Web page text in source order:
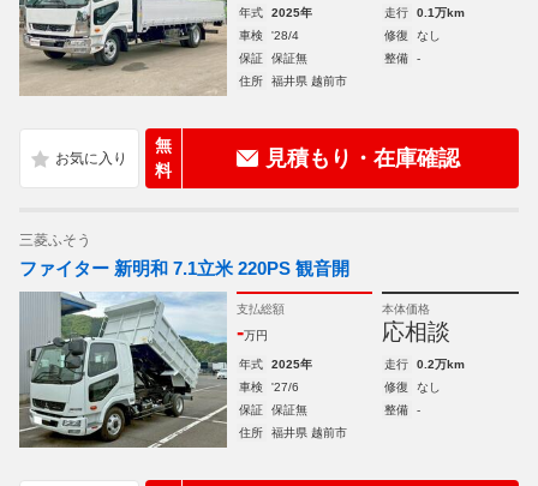
年式 2025年 走行
0.1万km
車検
'28/4 修復
なし
保証
保証無 整備
-
住所
福井県 越前市
無
料
見積もり・在庫確認
三菱ふそう
ファイター 新明和 7.1立米 220PS 観音開
支払総額
-万円
本体価格
応相談
年式 2025年 走行
0.2万km
車検
'27/6 修復
なし
保証
保証無 整備
-
住所
福井県 越前市